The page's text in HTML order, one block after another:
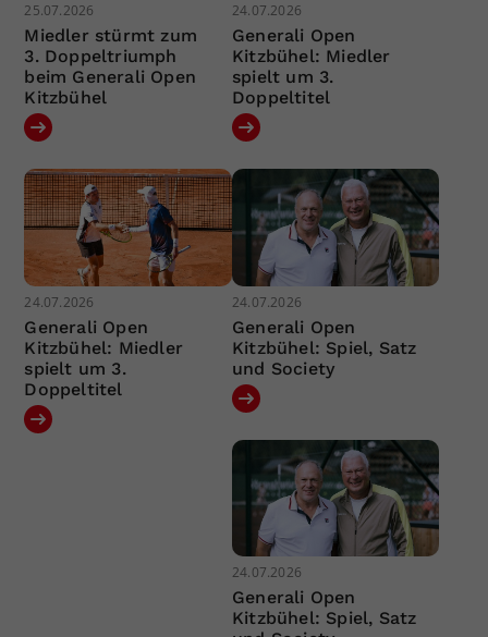
25.07.2026
Miedler stürmt zum
3. Doppeltriumph
beim Generali Open
Kitzbühel
24.07.2026
Generali Open
Kitzbühel: Miedler
spielt um 3.
Doppeltitel
24.07.2026
Generali Open
Kitzbühel: Miedler
spielt um 3.
Doppeltitel
24.07.2026
Generali Open
Kitzbühel: Spiel, Satz
und Society
24.07.2026
Generali Open
Kitzbühel: Spiel, Satz